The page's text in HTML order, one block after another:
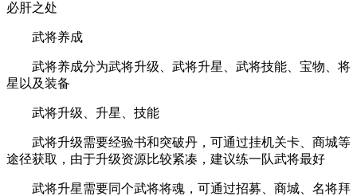
必肝之处
武将养成
武将养成分为武将升级、武将升星、武将技能、宝物、将
星以及装备
武将升级、升星、技能
武将升级需要经验书和突破丹，可通过挂机关卡、商城等
途径获取，由于升级资源比较紧凑，建议练一队武将最好
武将升星需要同个武将将魂，可通过招募、商城、名将拜